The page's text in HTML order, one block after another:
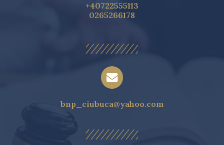
+40722555113
0265266178
bnp_ciubuca@yahoo.com